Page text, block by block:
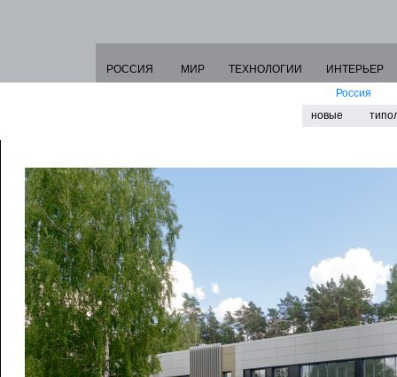
РОССИЯ МИР ТЕХНОЛОГИИ
ИНТЕРЬЕР
Россия
новые